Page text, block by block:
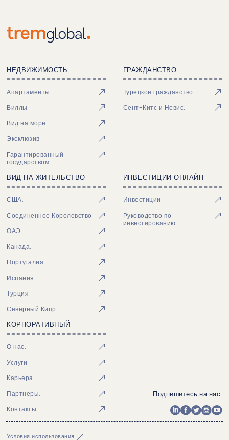
НЕДВИЖИМОСТЬ
Апартаменты
Виллы
Вид на море
Эксклюзив
Гарантированный
государством
ГРАЖДАНСТВО
Турецкое гражданство
Сент-Китс и Невис.
ВИД НА ЖИТЕЛЬСТВО
США.
Соединенное Королевство
ОАЭ
Канада.
Португалия.
Испания.
Турция
Северный Кипр
ИНВЕСТИЦИИ ОНЛАЙН
Инвестиции.
Руководство по
инвестированию.
КОРПОРАТИВНЫЙ
О нас.
Услуги.
Карьера.
Партнеры.
Контакты.
Подпишитесь на нас.
Условия использования.